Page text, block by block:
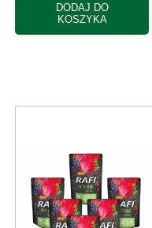
DODAJ DO
KOSZYKA